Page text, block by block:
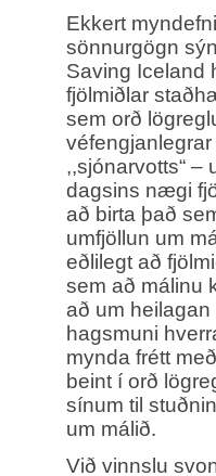
Ekkert
sönnurgögn
Saving Iceland
fjölmiðlar
sem orð
,,sjónarvotts“ –
dagsins nægi
að birta það
umfjöllun um
eðlilegt að
sem að málinu
að um
hagsmuni
mynda frétt
beint í orð
sínum til
um málið.
Við vinnslu